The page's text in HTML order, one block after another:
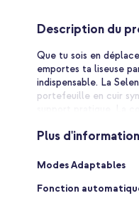
Description du
Que tu sois en
emportes ta liseuse
indispensable. La
portefeuille en cuir
support pratique. La
En plus de la
tu gardes les mains
Plus
Plus
Modes Adaptables
Fonction